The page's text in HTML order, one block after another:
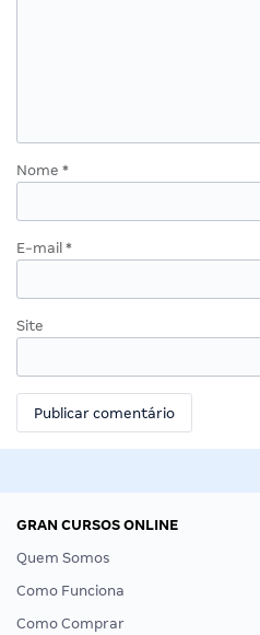
Nome *
E-mail *
Site
GRAN CURSOS ONLINE
Quem Somos
Como Funciona
Como Comprar